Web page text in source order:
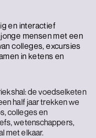
en interactief
mensen met een
colleges, excursies
in ketens en
de voedselketen
half jaar trekken we
colleges en
wetenschappers,
met elkaar.